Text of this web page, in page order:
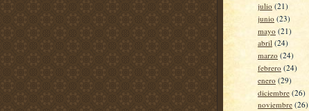
julio (21)
junio (23)
mayo (21)
abril (24)
marzo (24)
febrero (24)
enero (29)
diciembre (26)
noviembre (26)